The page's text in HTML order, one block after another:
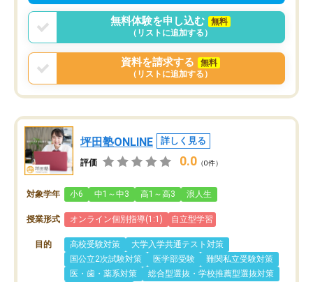
無料体験を申し込む
無料
（リストに追加する）
資料を請求する
無料
（リストに追加する）
坪田塾ONLINE 詳しく見る
評価 0.0 （0件）
対象学年 小6 中1～中3 高1～高3 浪人生
授業形式 オンライン個別指導(1:1) 自立型学習
目的 高校受験対策
大学入学共通テスト対策
国公立2次試験対策
医学部受験
難関私立受験対策
医・歯・薬系対策
総合型選抜・学校推薦型選抜対策